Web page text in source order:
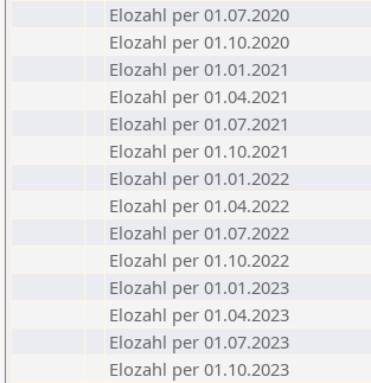
Elozahl per 01.07.2020
Elozahl per 01.10.2020
Elozahl per 01.01.2021
Elozahl per 01.04.2021
Elozahl per 01.07.2021
Elozahl per 01.10.2021
Elozahl per 01.01.2022
Elozahl per 01.04.2022
Elozahl per 01.07.2022
Elozahl per 01.10.2022
Elozahl per 01.01.2023
Elozahl per 01.04.2023
Elozahl per 01.07.2023
Elozahl per 01.10.2023